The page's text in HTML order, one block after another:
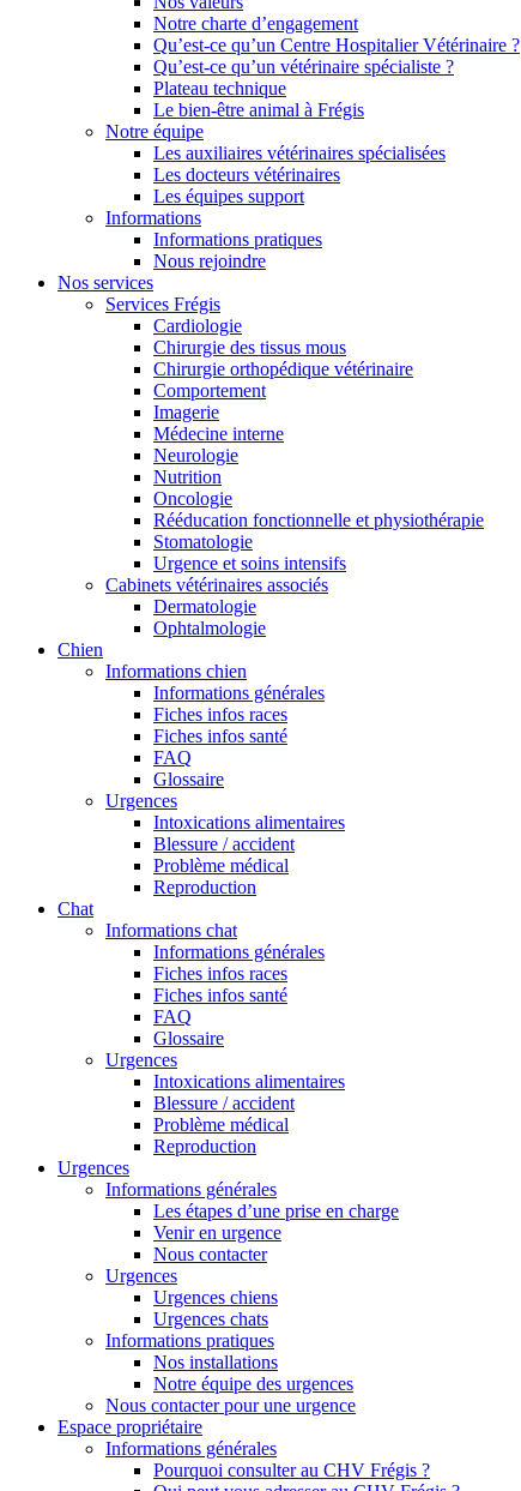
Notre charte d’engagement
Qu’est-ce qu’un Centre Hospitalier Vétérinaire ?
Qu’est-ce qu’un vétérinaire spécialiste ?
Plateau technique
Le bien-être animal à Frégis
Notre équipe
Les auxiliaires vétérinaires spécialisées
Les docteurs vétérinaires
Les équipes support
Informations
Informations pratiques
Nous rejoindre
Nos services
Services Frégis
Cardiologie
Chirurgie des tissus mous
Chirurgie orthopédique vétérinaire
Comportement
Imagerie
Médecine interne
Neurologie
Nutrition
Oncologie
Rééducation fonctionnelle et physiothérapie
Stomatologie
Urgence et soins intensifs
Cabinets vétérinaires associés
Dermatologie
Ophtalmologie
Chien
Informations chien
Informations générales
Fiches infos races
Fiches infos santé
FAQ
Glossaire
Urgences
Intoxications alimentaires
Blessure / accident
Problème médical
Reproduction
Chat
Informations chat
Informations générales
Fiches infos races
Fiches infos santé
FAQ
Glossaire
Urgences
Intoxications alimentaires
Blessure / accident
Problème médical
Reproduction
Urgences
Informations générales
Les étapes d’une prise en charge
Venir en urgence
Nous contacter
Urgences
Urgences chiens
Urgences chats
Informations pratiques
Nos installations
Notre équipe des urgences
Nous contacter pour une urgence
Espace propriétaire
Informations générales
Pourquoi consulter au CHV Frégis ?